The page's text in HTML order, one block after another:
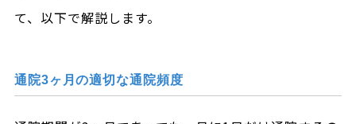
て、以下で解説します。
通院3ヶ月の適切な通院頻度